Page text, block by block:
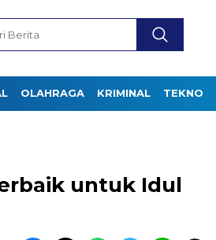
OLAHRAGA KRIMINAL TEKNO
untuk Idul